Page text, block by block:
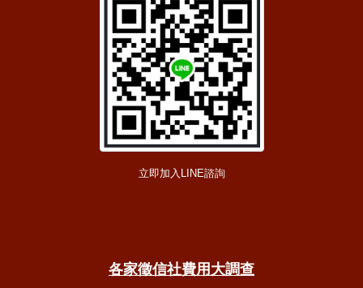
立即加入LINE諮詢
各家徵信社費用大調查